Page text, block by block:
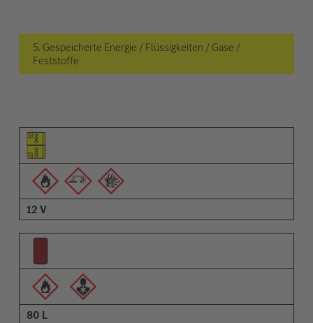
5. Gespeicherte Energie / Flüssigkeiten / Gase /
Feststoffe
Piktogramm des Elements
Pictrogramme der Warnungen
Beschreibung
12 V
80 L